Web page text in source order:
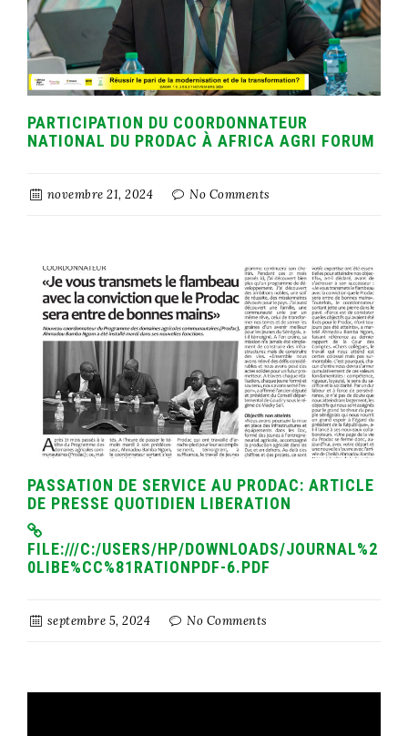
PARTICIPATION DU COORDONNATEUR
NATIONAL DU PRODAC À AFRICA AGRI FORUM
novembre 21, 2024 No Comments
PASSATION DE SERVICE AU PRODAC: ARTICLE
DE PRESSE QUOTIDIEN LIBERATION
FILE:///C:/USERS/HP/DOWNLOADS/JOURNAL%2
0LIBE%CC%81RATIONPDF-6.PDF
septembre 5, 2024 No Comments